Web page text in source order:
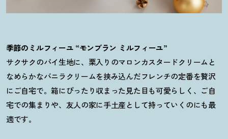
季節のミルフィーユ “モンブラン ミルフィーユ”
サクサクのパイ生地に、栗入りのマロンカスタードクリームと
なめらかなバニラクリームを挟み込んだフレンチの定番を贅沢
にご自宅で。箱にぴったり収まった見た目も可愛らしく、ご自
宅での集まりや、友人の家に手土産として持っていくのにも最
適です。